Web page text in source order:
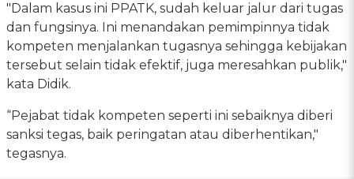
"Dalam kasus ini PPATK, sudah keluar jalur dari tugas
dan fungsinya. Ini menandakan pemimpinnya tidak
kompeten menjalankan tugasnya sehingga kebijakan
tersebut selain tidak efektif, juga meresahkan publik,"
kata Didik.
“Pejabat tidak kompeten seperti ini sebaiknya diberi
sanksi tegas, baik peringatan atau diberhentikan,"
tegasnya.